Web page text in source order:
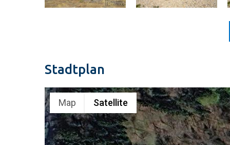
Stadtplan
Map Satellite